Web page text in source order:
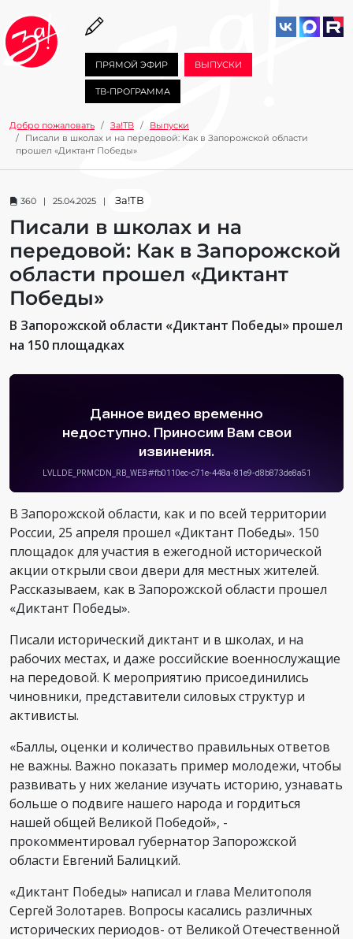
ПРЯМОЙ ЭФИР ВЫПУСКИ
ТВ-ПРОГРАММА
Добро пожаловать За!ТВ
Выпуски
Писали в школах и на передовой: Как в Запорожской области
прошел «Диктант Победы»
360 | 25.04.2025 | За!ТВ
Писали в школах и на
передовой: Как в Запорожской
области прошел «Диктант
Победы»
В Запорожской области «Диктант Победы» прошел
на 150 площадках
В Запорожской области, как и по всей территории
России, 25 апреля прошел «Диктант Победы». 150
площадок для участия в ежегодной исторической
акции открыли свои двери для местных жителей.
Рассказываем, как в Запорожской области прошел
«Диктант Победы».
Писали исторический диктант и в школах, и на
рабочих местах, и даже российские военнослужащие
на передовой. К мероприятию присоединились
чиновники, представители силовых структур и
активисты.
«Баллы, оценки и количество правильных ответов
не важны. Важно показать пример молодежи, чтобы
развивать у них желание изучать историю, узнавать
больше о подвиге нашего народа и гордиться
нашей общей Великой Победой», -
прокомментировал губернатор Запорожской
области Евгений Балицкий.
«Диктант Победы» написал и глава Мелитополя
Сергей Золотарев. Вопросы касались различных
исторических периодов- от Великой Отечественной